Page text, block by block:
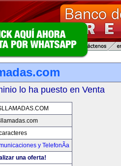
lo ha puesto en Venta
y TelefonÃ­a
una oferta!